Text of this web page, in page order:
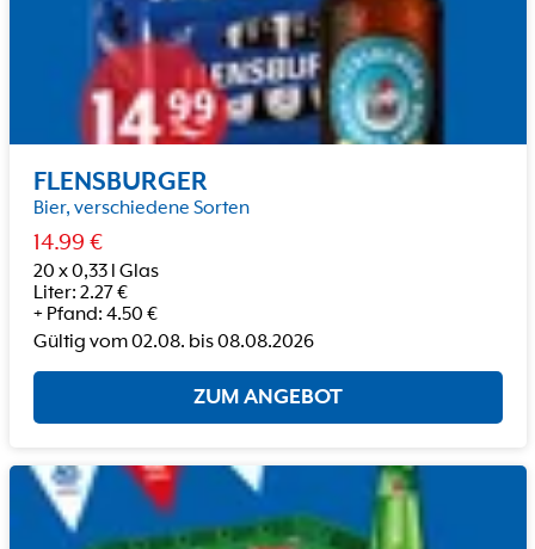
FLENSBURGER
Bier, verschiedene Sorten
14.99 €
20 x 0,33 l Glas
Liter: 2.27€
+ Pfand: 4.50 €
Gültig vom02.08. bis08.08.2026
ZUM ANGEBOT